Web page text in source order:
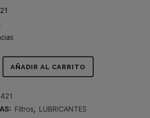
AÑADIR AL CARRITO
Filtros LUBRICANTES